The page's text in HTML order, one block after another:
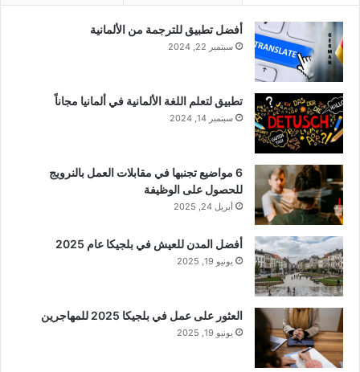
أفضل تطبيق للترجمة من الألمانية
سبتمبر 22, 2024
تطبيق لتعلم اللغة الألمانية في ألمانيا مجاناً
سبتمبر 14, 2024
6 مواضيع تجنبها في مقابلات العمل بالنرويج
للحصول على الوظيفة
أبريل 24, 2025
أفضل المدن للعيش في بلجيكا عام 2025
يونيو 19, 2025
العثور على عمل في بلجيكا 2025 للمهاجرين
يونيو 19, 2025